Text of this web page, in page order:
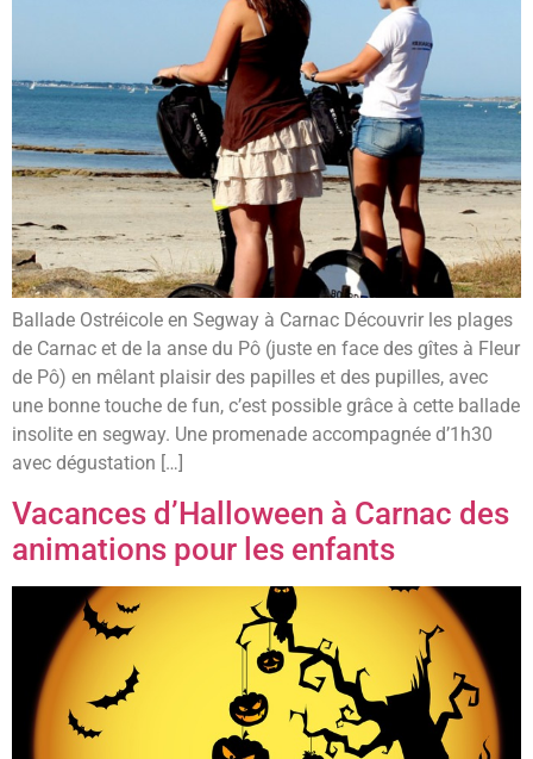
Ballade Ostréicole en Segway à Carnac Découvrir les plages
de Carnac et de la anse du Pô (juste en face des gîtes à Fleur
de Pô) en mêlant plaisir des papilles et des pupilles, avec
une bonne touche de fun, c’est possible grâce à cette ballade
insolite en segway. Une promenade accompagnée d’1h30
avec dégustation […]
Vacances d’Halloween à Carnac des
animations pour les enfants